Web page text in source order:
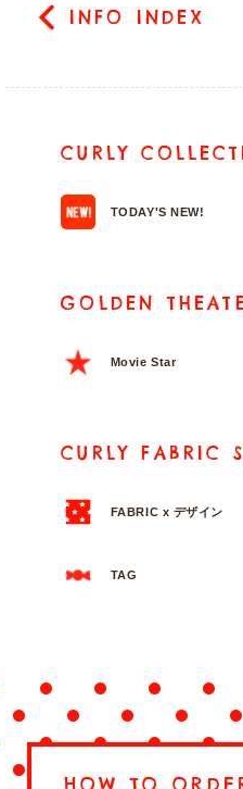
INFO INDEX
CURLY
TODAY'S NEW!
GOLDEN
Movie Star
CURLY FABRIC
FABRIC x デザイン
TAG
HOW TO